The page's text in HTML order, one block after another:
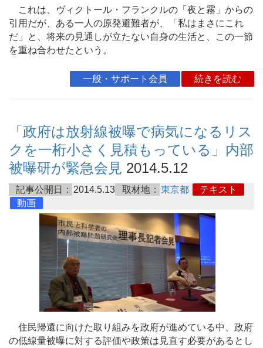
これは、ヴィクトール・フランクルの「夜と霧」からの
引用だが、ある一人の原発避難者が、「私はまさにこれ
だ」と、将来の見通しが立たない自身の生活と、この一節
を重ね合わせたという。
一般・サポート会員 続きを読む
「政府は放射線被曝で病気になるリス
クを一桁小さく見積もっている」内部
被曝研が緊急会見 2014.5.12
記事公開日： 2014.5.13 取材地： 東京都
テキスト
動画
住民帰還に向けた取り組みを政府が進めている中、政府
の低線量被曝に対する評価や政策は見直す必要があるとし